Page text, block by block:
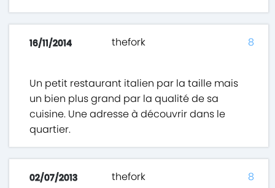
16/11/2014 thefork
Un petit restaurant italien par la taille mais
un bien plus grand par la qualité de sa
cuisine. Une adresse à découvrir dans le
quartier.
8
02/07/2013 thefork 8